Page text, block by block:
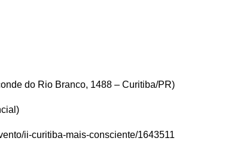
do Rio Branco, 1488 – Curitiba/PR)
ii-curitiba-mais-consciente/1643511